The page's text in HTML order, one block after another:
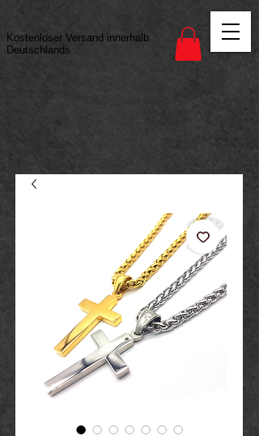
Kostenloser Versand innerhalb
Deutschlands